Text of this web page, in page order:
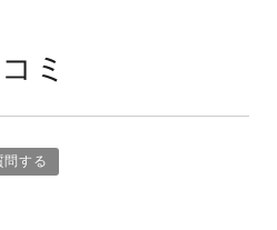
ミ
問する